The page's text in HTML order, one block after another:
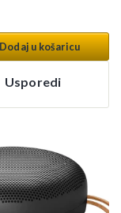
Dodaj u košaricu
Usporedi